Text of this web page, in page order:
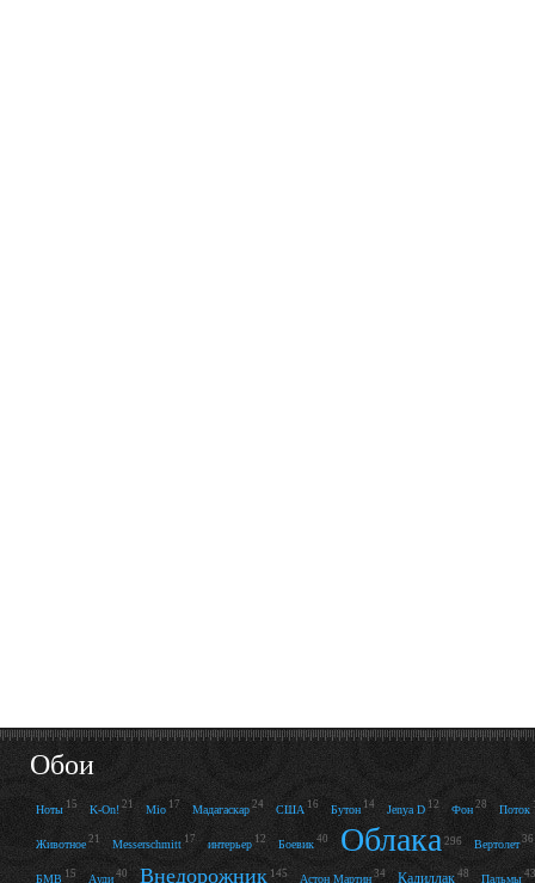
Обои
Ноты 15 K-On! 21 Mio 17 Мадагаскар 24 США 16 Бутон 14 Jenya D 12 Фон 28 Поток
Животное 21 Messerschmitt 17 интерьер 12 Боевик 40 Облака 296 Вертолет 36
БМВ 15 Ауди 40 Внедорожник 145 Астон Мартин 34 Кадиллак 48 Пальмы 43